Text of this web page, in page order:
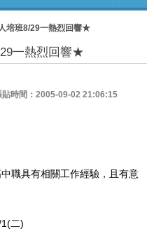
培班8/29一熱烈回響★
一熱烈回響★
時間：2005-09-02 21:06:15
職具有相關工作經驗，且有意
二)